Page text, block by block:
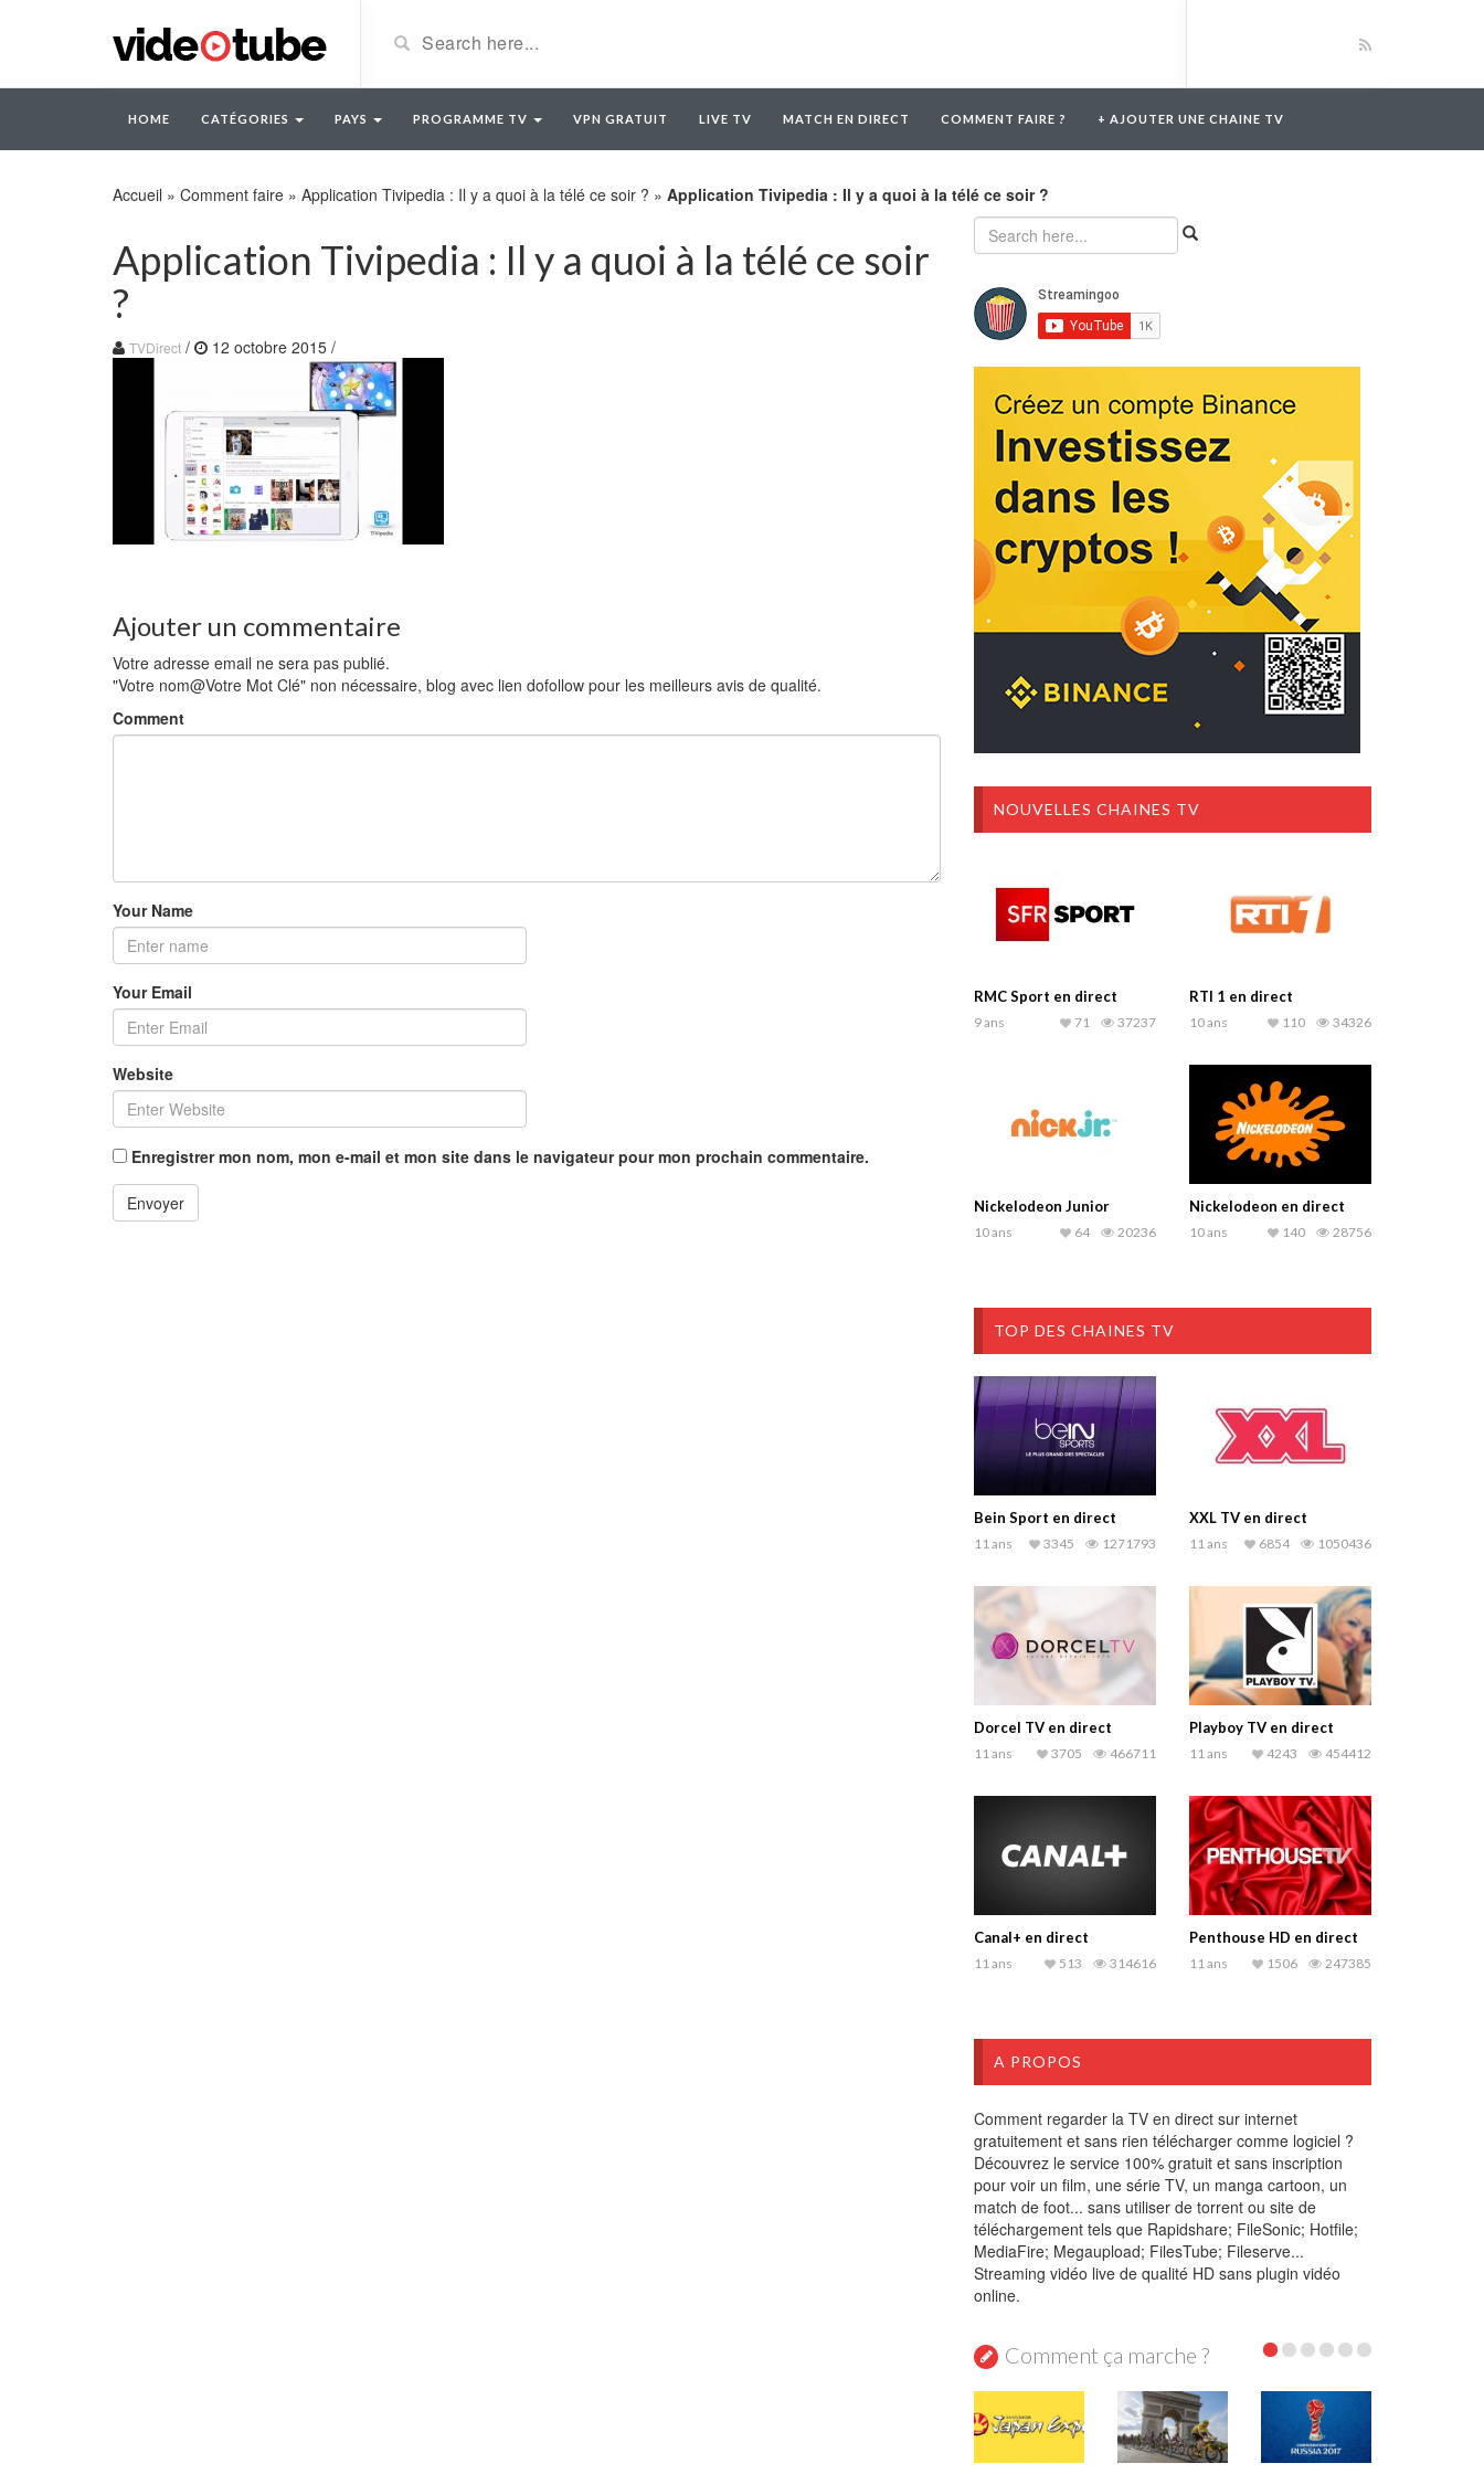
HOME CATÉGORIES PAYS PROGRAMME TV VPN GRATUIT LIVE TV MATCH EN DIRECT COMMENT FAIRE ? + AJOUTER UNE CHAINE TV
Accueil » Comment faire » Application Tivipedia : Il y a quoi à la télé ce soir ? » Application Tivipedia : Il y a quoi à la télé ce soir ?
Application Tivipedia : Il y a quoi à la télé ce soir
?
TVDirect / 12 octobre 2015 /
Ajouter un commentaire
Votre adresse email ne sera pas publié.
"Votre nom@Votre Mot Clé" non nécessaire, blog avec lien dofollow pour les meilleurs avis de qualité.
Comment
Your Name
Your Email
Website
Enregistrer mon nom, mon e-mail et mon site dans le navigateur pour mon prochain commentaire.
NOUVELLES CHAINES TV
RMC Sport en direct
9 ans 37237
71
RTI 1 en direct
10 ans 34326
110
Nickelodeon Junior
10 ans 20236
64
Nickelodeon en direct
10 ans 28756
140
TOP DES CHAINES TV
Bein Sport en direct
11 ans 1271793
3345
XXL TV en direct
11 ans 1050436
6854
Dorcel TV en direct
11 ans 466711
3705
Playboy TV en direct
11 ans 454412
4243
Canal+ en direct
11 ans 314616
513
Penthouse HD en direct
11 ans 247385
1506
A PROPOS
Comment regarder la TV en direct sur internet
gratuitement et sans rien télécharger comme logiciel ?
Découvrez le service 100% gratuit et sans inscription
pour voir un film, une série TV, un manga cartoon, un
match de foot... sans utiliser de torrent ou site de
téléchargement tels que Rapidshare; FileSonic; Hotfile;
MediaFire; Megaupload; FilesTube; Fileserve...
Streaming vidéo live de qualité HD sans plugin vidéo
online.
Comment ça marche ?